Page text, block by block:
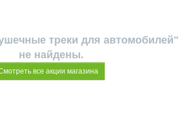
треки для автомобилей"
не найдены.
все акции магазина